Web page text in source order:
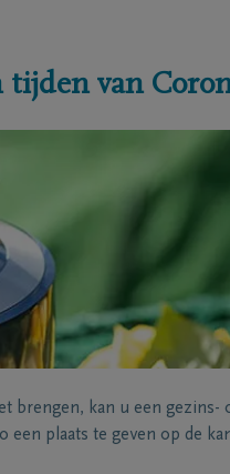
van
brengen, kan u een gezins-
een plaats te geven op de